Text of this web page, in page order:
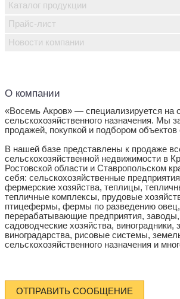
О компании
«Восемь Акров» — специализируется на
сельскохозяйственного назначения. Мы
продажей, покупкой и подбором объектов
В нашей базе представлены к продаже
сельскохозяйственной недвижимости в
Ростовской области и Ставропольском
себя: сельскохозяйственные
фермерские хозяйства, теплицы,
тепличные комплексы, прудовые
птицефермы, фермы по разведению
перерабатывающие предприятия,
садоводческие хозяйства, виноградники,
виноградарства, рисовые системы,
сельскохозяйственного назначения и
ОТПРАВИТЬ СООБЩЕНИЕ
Каталог продукции
Прайс-лист
Новости компании